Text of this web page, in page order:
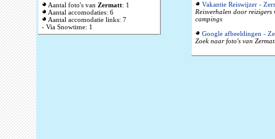
Aantal foto's van Zermatt: 1
Aantal accomodaties: 6
Aantal accomodatie links: 7
- Via Snowtime: 1
Vakantie Reiswijzer -
Reisverhalen door reizigers
campings
Google afbeeldingen -
Zoek naar foto's van